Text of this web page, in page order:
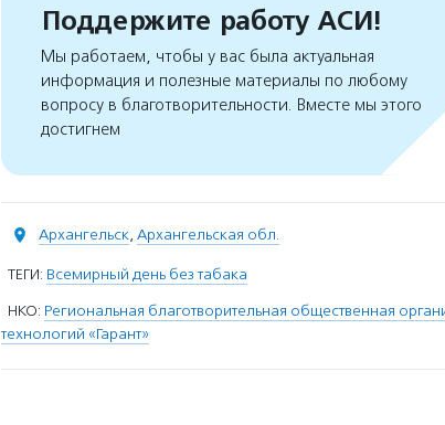
Поддержите работу АСИ!
Мы работаем, чтобы у вас была актуальная
информация и полезные материалы по любому
вопросу в благотворительности. Вместе мы этого
достигнем
Архангельск, Архангельская обл.
ТЕГИ: Всемирный день без табака
НКО: Региональная благотворительная общественная
технологий «Гарант»